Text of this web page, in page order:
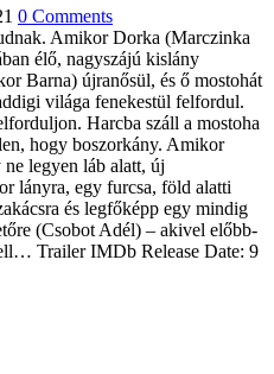
0 Comments
Amikor Dorka (Marczinka
élő, nagyszájú kislány
Barna) újranősül, és ő mostohát
világa fenekestül felfordul.
Harcba száll a mostoha
hogy boszorkány. Amikor
legyen láb alatt, új
lányra, egy furcsa, föld alatti
és legfőképp egy mindig
(Csobot Adél) – akivel előbb-
Trailer IMDb Release Date: 9